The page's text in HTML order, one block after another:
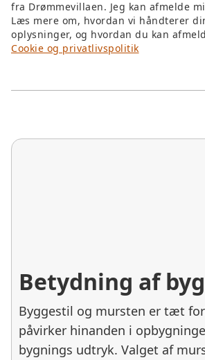
fra Drømmevillaen. Jeg kan afmelde
Læs mere om, hvordan vi håndterer
oplysninger, og hvordan du kan
Cookie og privatlivspolitik
Betydning af
Byggestil og mursten er tæt
påvirker hinanden i
bygnings udtryk. Valget af